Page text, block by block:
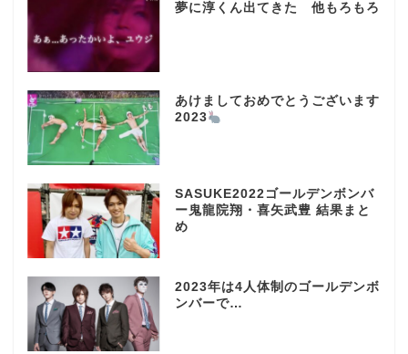
夢に淳くん出てきた 他もろもろ
あけましておめでとうございます
2023
SASUKE2022ゴールデンボンバ
ー鬼龍院翔・喜矢武豊 結果まと
め
2023年は4人体制のゴールデンボ
ンバーで…